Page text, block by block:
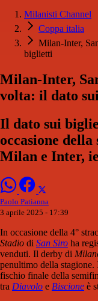
Milanisti Channel
Coppa italia
Milan-Inter,
biglietti
Milan-Inter,
volta: il dato
Il dato sui
occasione
Milan e Inter,
Paolo Patianna
3 aprile 2025 - 17:39
In occasione della 4°
Stadio di San Siro ha
venduti. Il derby di
penultimo della stagione.
fischio finale della
tra Diavolo e Biscione è